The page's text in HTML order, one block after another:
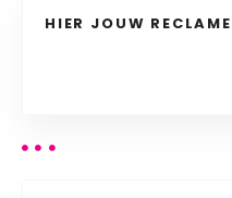
HIER JOUW